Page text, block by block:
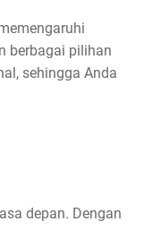
berbagai pilihan
sehingga Anda
depan. Dengan